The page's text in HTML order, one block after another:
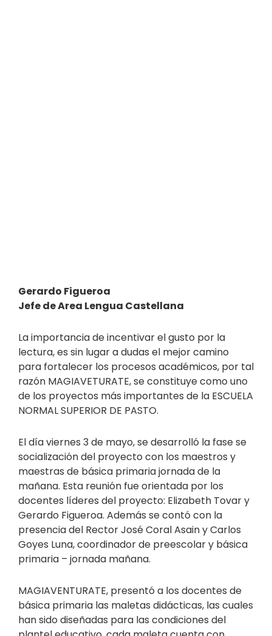
Gerardo Figueroa
Jefe de Area Lengua Castellana
La importancia de incentivar el gusto por la
lectura, es sin lugar a dudas el mejor camino
para fortalecer los procesos académicos, por tal
razón MAGIAVETURATE, se constituye como uno
de los proyectos más importantes de la ESCUELA
NORMAL SUPERIOR DE PASTO.
El día viernes 3 de mayo, se desarrolló la fase se
socialización del proyecto con los maestros y
maestras de básica primaria jornada de la
mañana. Esta reunión fue orientada por los
docentes líderes del proyecto: Elizabeth Tovar y
Gerardo Figueroa. Además se contó con la
presencia del Rector José Coral Asain y Carlos
Goyes Luna, coordinador de preescolar y básica
primaria – jornada mañana.
MAGIAVENTURATE, presentó a los docentes de
básica primaria las maletas didácticas, las cuales
han sido diseñadas para las condiciones del